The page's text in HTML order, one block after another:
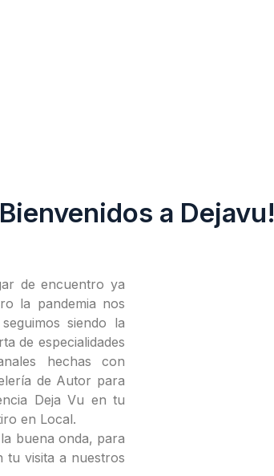
a Dejavu!
de encuentro ya
la pandemia nos
siendo la
de especialidades
hechas con
de Autor para
Deja Vu en tu
en Local.
buena onda, para
tu visita a nuestros